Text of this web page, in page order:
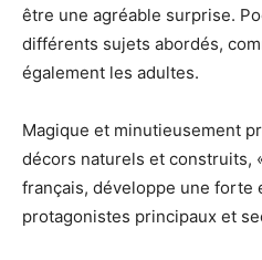
être une agréable surprise.
différents sujets abordés,
également les adultes.
Magique et minutieusement
décors naturels et construits,
français, développe une forte
protagonistes principaux et